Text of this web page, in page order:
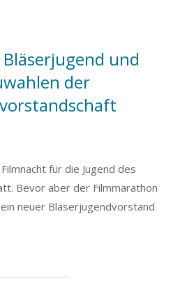
und
der
für die Jugend des
Bevor aber der Filmmarathon
neuer Bläserjugendvorstand